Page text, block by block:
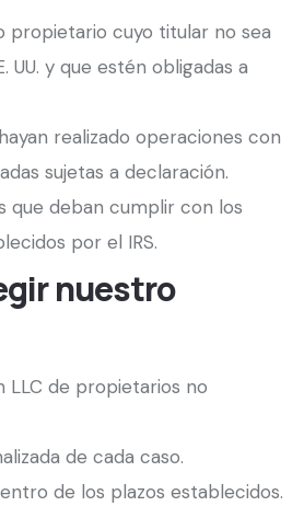
propietario cuyo titular no sea
UU. y que estén obligadas a
realizado operaciones con
sujetas a declaración.
que deban cumplir con los
por el IRS.
nuestro
LLC de propietarios no
de cada caso.
de los plazos establecidos.